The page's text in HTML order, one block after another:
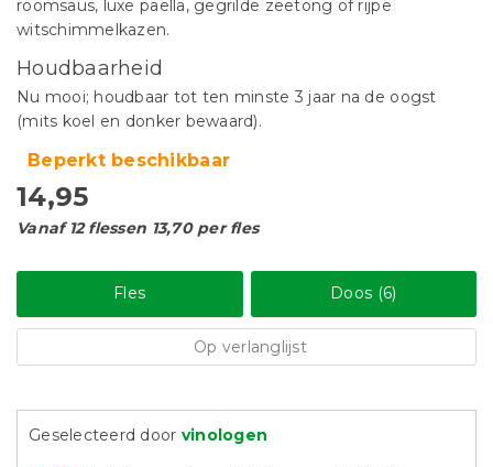
roomsaus, luxe paella, gegrilde zeetong of rijpe
witschimmelkazen.
Houdbaarheid
Nu mooi; houdbaar tot ten minste 3 jaar na de oogst
(mits koel en donker bewaard).
Beperkt beschikbaar
14,95
Vanaf 12 flessen 13,70 per fles
Fles Doos (6)
Op verlanglijst
Geselecteerd door vinologen